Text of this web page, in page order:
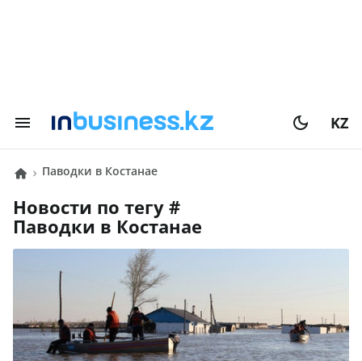
KZ
паводки в Костанае
Новости по тегу #
паводки в Костанае